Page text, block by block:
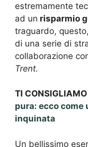
estremamente
ad un risparmio
traguardo,
di una serie di
collaborazione
Trent.
TI
pura: ecco come
inquinata
Un bellissimo